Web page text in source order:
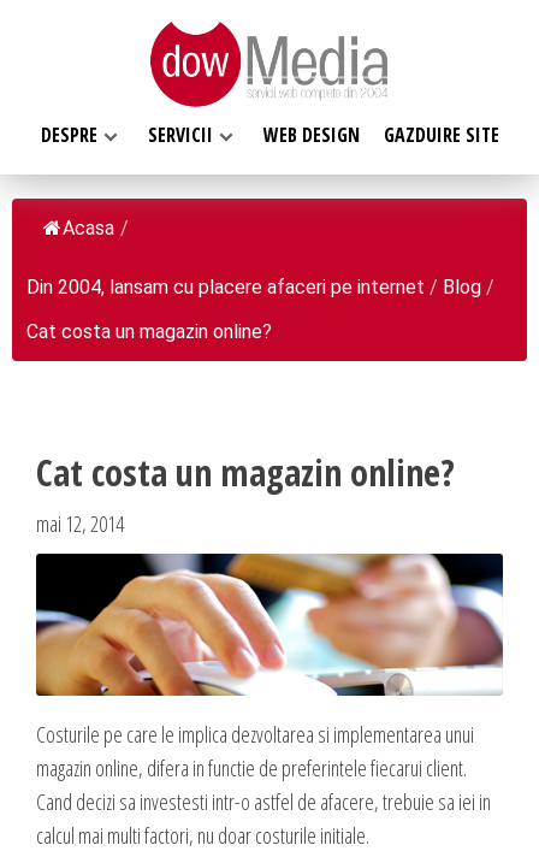
DESPRE SERVICII WEB DESIGN GAZDUIRE SITE
DESPRE NOI
Despre noi
Clientii nostri
Blog
Comunicate de presa
Contact
Daca te gandesti la o afacere online, ai o idee geniala,
noi te ajutam sa o pui in practica, sa o dezvolti,
oferindu-ti servicii web complete.
SERVICII WEB
Web design
Programare web
Software la comanda
Administrare si Mentenanta Site
Administrare server
Implementare plata card
Servicii backup
SMS gateway
GAZDUIRE & DOMENII
Acasa /
Din 2004, lansam cu placere afaceri pe internet / Blog /
Cat costa un magazin online?
Cat costa un magazin online?
mai 12, 2014
Costurile pe care le implica dezvoltarea si implementarea unui
magazin online, difera in functie de preferintele fiecarui client.
Cand decizi sa investesti intr-o astfel de afacere, trebuie sa iei in
calcul mai multi factori, nu doar costurile initiale.